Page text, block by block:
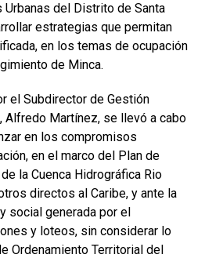
Urbanas del Distrito de Santa
estrategias que permitan
en los temas de ocupación
de Minca.
el Subdirector de Gestión
Alfredo Martínez, se llevó a cabo
en los compromisos
en el marco del Plan de
la Cuenca Hidrográfica Rio
directos al Caribe, y ante la
social generada por el
y loteos, sin considerar lo
Ordenamiento Territorial del